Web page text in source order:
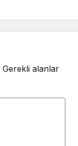
Gerekli alanlar